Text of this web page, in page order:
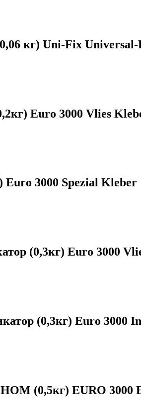
кг) Uni-Fix
Euro 3000 Vlies
3000 Spezial Kleber
(0,3кг) Euro 3000
(0,3кг) Euro 3000
(0,5кг) EURO